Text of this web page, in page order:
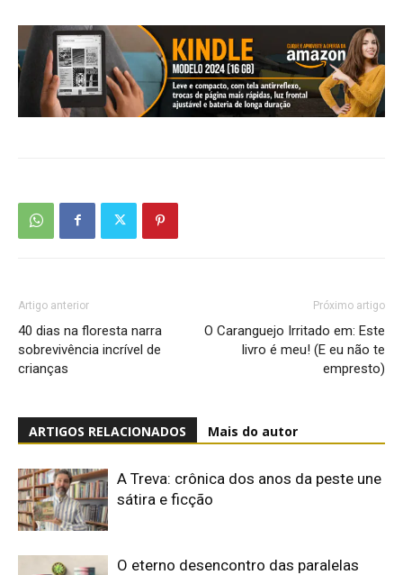
Artigo anterior
40 dias na floresta narra
sobrevivência incrível de
crianças
Próximo artigo
O Caranguejo Irritado em: Este
livro é meu! (E eu não te
empresto)
ARTIGOS RELACIONADOS Mais do autor
A Treva: crônica dos anos da peste une
sátira e ficção
O eterno desencontro das paralelas